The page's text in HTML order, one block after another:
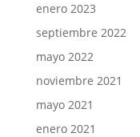
enero 2023
septiembre 2022
mayo 2022
noviembre 2021
mayo 2021
enero 2021